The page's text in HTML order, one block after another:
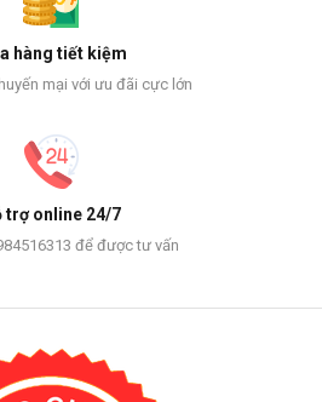
hàng tiết kiệm
mại với ưu đãi cực lớn
trợ online 24/7
để được tư vấn